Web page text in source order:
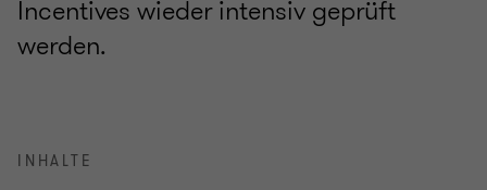
Incentives wieder intensiv geprüft
werden.
INHALTE